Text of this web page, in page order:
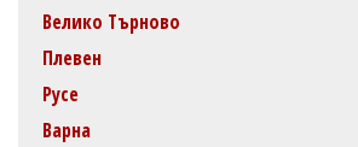
Велико Търново
Плевен
Русе
Варна